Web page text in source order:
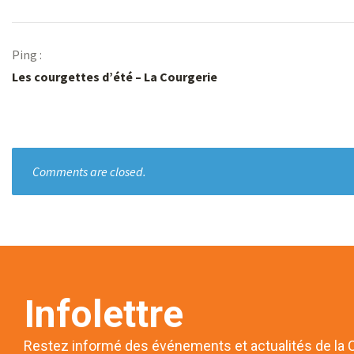
Ping :
Les courgettes d’été – La Courgerie
Comments are closed.
Infolettre
Restez informé des événements et actualités de la